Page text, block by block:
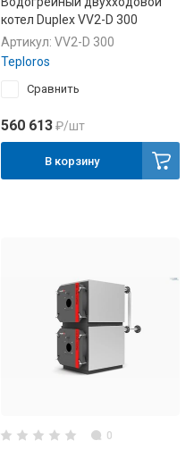
котел Duplex VV2-D 300
Артикул: VV2-D 300
Teploros
Сравнить
560 613₽/шт
В корзину
0